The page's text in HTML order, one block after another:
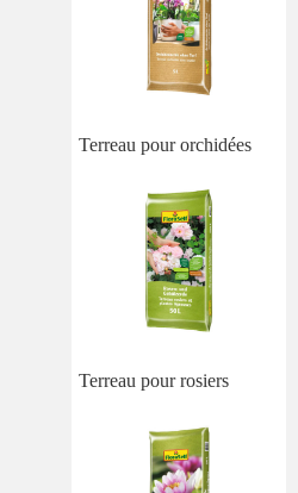
Terreau pour orchidées
Terreau pour rosiers